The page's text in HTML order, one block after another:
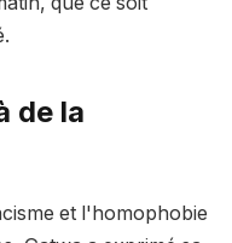
de la
et l'homophobie